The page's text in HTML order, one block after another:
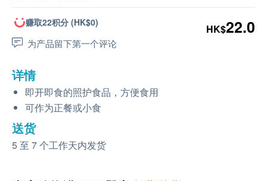
赚取22积分 (HK$0)
为产品留下第一个评论
HK$22.0
详情
即开即食的照护食品，方便食用
可作为正餐或小食
送货
5 至 7 个工作天内发货